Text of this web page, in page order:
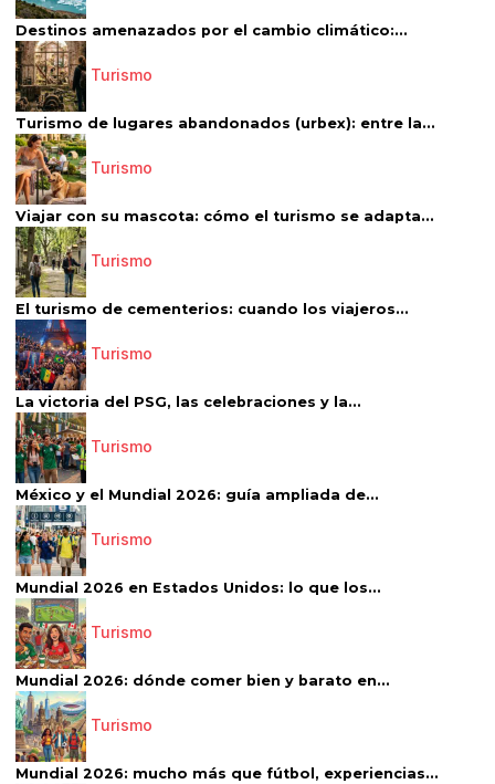
Destinos amenazados por el cambio climático:...
Turismo
Turismo de lugares abandonados (urbex): entre la...
Turismo
Viajar con su mascota: cómo el turismo se adapta...
Turismo
El turismo de cementerios: cuando los viajeros...
Turismo
La victoria del PSG, las celebraciones y la...
Turismo
México y el Mundial 2026: guía ampliada de...
Turismo
Mundial 2026 en Estados Unidos: lo que los...
Turismo
Mundial 2026: dónde comer bien y barato en...
Turismo
Mundial 2026: mucho más que fútbol, experiencias...